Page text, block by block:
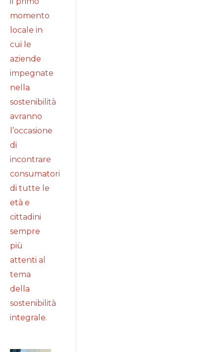
momento
locale in
cui le
aziende
impegnate
nella
sostenibilità
avranno
l’occasione
di
incontrare
consumatori
di tutte le
età e
cittadini
sempre
più
attenti al
tema
della
sostenibilità
integrale.